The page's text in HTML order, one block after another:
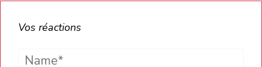
Vos réactions
Name*